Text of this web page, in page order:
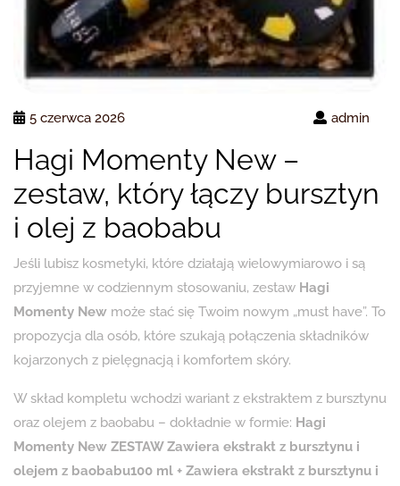
5 czerwca 2026 admin
Hagi Momenty New –
zestaw, który łączy bursztyn
i olej z baobabu
Jeśli lubisz kosmetyki, które działają wielowymiarowo i są
przyjemne w codziennym stosowaniu, zestaw Hagi
Momenty New może stać się Twoim nowym „must have”. To
propozycja dla osób, które szukają połączenia składników
kojarzonych z pielęgnacją i komfortem skóry.
W skład kompletu wchodzi wariant z ekstraktem z bursztynu
oraz olejem z baobabu – dokładnie w formie: Hagi
Momenty New ZESTAW Zawiera ekstrakt z bursztynu i
olejem z baobabu100 ml + Zawiera ekstrakt z bursztynu i